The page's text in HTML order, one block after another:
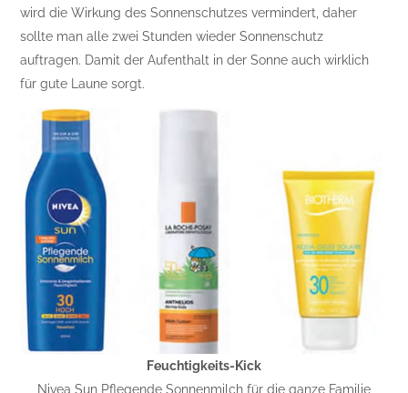
wird die Wirkung des Sonnenschutzes vermindert, daher
sollte man alle zwei Stunden wieder Sonnenschutz
auftragen. Damit der Aufenthalt in der Sonne auch wirklich
für gute Laune sorgt.
Feuchtigkeits-Kick
Nivea Sun Pflegende Sonnenmilch für die ganze Familie